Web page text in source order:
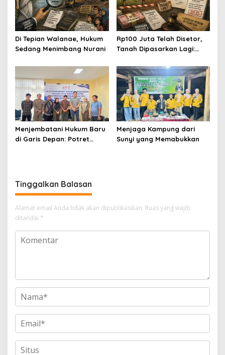
Di Tepian Walanae, Hukum
Sedang Menimbang Nurani
Rp100 Juta Telah Disetor,
Tanah Dipasarkan Lagi:
Keadilan di Tengah
Sengketa Jual Beli
Menjembatani Hukum Baru
di Garis Depan: Potret
Menjaga Kampung dari
Sunyi yang Memabukkan
Tinggalkan Balasan
Alamat email Anda tidak akan dipublikasikan. Ruas yang wajib
ditandai *